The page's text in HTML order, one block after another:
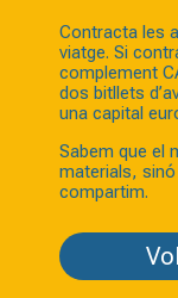
Contracta les
viatge. Si
complement
dos bitllets
una capital
Sabem que el
materials,
compartim.